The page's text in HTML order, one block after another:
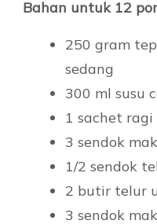
Bahan untuk 12
250 gram
sedang
300 ml susu
1 sachet
3 sendok
1/2 sendok
2 butir telur
3 sendok